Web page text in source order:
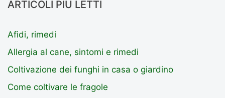
ARTICOLI PIÙ LETTI
Afidi, rimedi
Allergia al cane, sintomi e rimedi
Coltivazione dei funghi in casa o giardino
Come coltivare le fragole